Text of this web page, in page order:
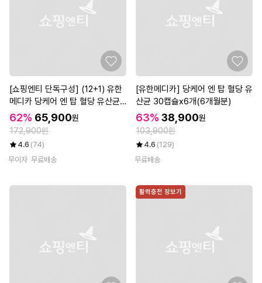
[쇼핑엔티 단독구성] (12+1) 유한
메디카 당케어 엔 탑 혈당 유산균
30캡슐 총 13개(13개월분)
62% 65,900원
172,900원
4.6 (74)
무이자 무료배송
[유한메디카] 당케어 엔 탑 혈당 유
산균 30캡슐x6개(6개월분)
63% 38,900원
103,900원
4.6 (129)
무료배송
활력충전 장보기